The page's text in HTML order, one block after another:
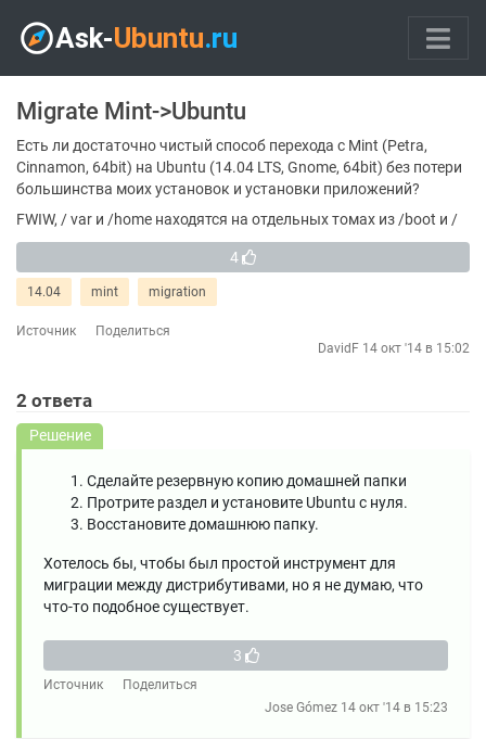
Migrate Mint->Ubuntu
Есть ли достаточно чистый способ перехода с Mint (Petra,
Cinnamon, 64bit) на Ubuntu (14.04 LTS, Gnome, 64bit) без потери
большинства моих установок и установки приложений?
FWIW, / var и /home находятся на отдельных томах из /boot и /
4
14.04 mint migration
Источник
Поделиться
DavidF 14 окт '14 в 15:02
2 ответа
Решение
Сделайте резервную копию домашней папки
Протрите раздел и установите Ubuntu с нуля.
Восстановите домашнюю папку.
Хотелось бы, чтобы был простой инструмент для
миграции между дистрибутивами, но я не думаю, что
что-то подобное существует.
3
Источник
Поделиться
Jose Gómez 14 окт '14 в 15:23